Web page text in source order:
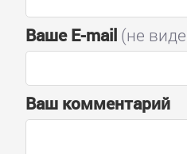
Ваше E-mail(не
Ваш комментарий